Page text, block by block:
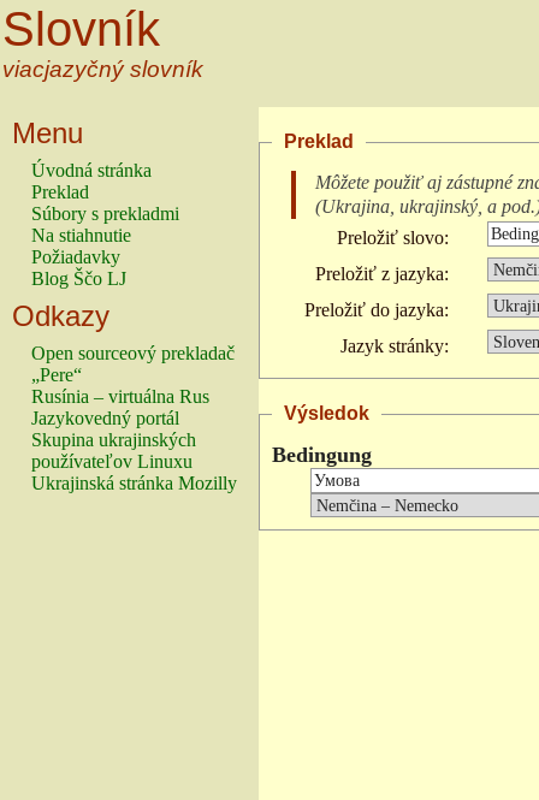
Slovník
viacjazyčný slovník
Menu
Úvodná stránka
Preklad
Súbory s prekladmi
Na stiahnutie
Požiadavky
Blog Ščo LJ
Odkazy
Open sourceový prekladač
„Pere“
Rusínia – virtuálna Rus
Jazykovedný portál
Skupina ukrajinských
používateľov Linuxu
Ukrajinská stránka Mozilly
Preklad
Môžete použiť aj zástupné
(Ukrajina, ukrajinský, a pod.
Preložiť slovo:
Preložiť z jazyka:
Preložiť do jazyka:
Jazyk stránky:
Výsledok
Bedingung